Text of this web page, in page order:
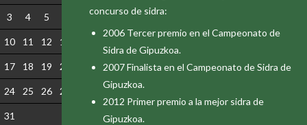
concurso de sidra:
2006 Tercer premio en el Campeonato de
Sidra de Gipuzkoa.
2007 Finalista en el Campeonato de Sidra de
Gipuzkoa.
2012 Primer premio a la mejor sidra de
Gipuzkoa.
3 4 5 8 9
10 11 12 13
17 18 19 20 22 23
24 25 26 27 29 30
31